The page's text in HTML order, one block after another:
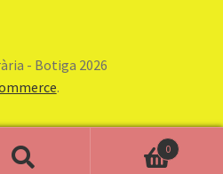
- Botiga 2026
.
0